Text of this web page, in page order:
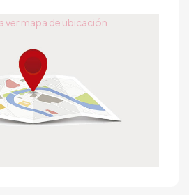
ver mapa de ubicación